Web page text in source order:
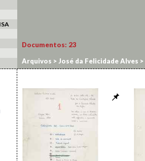
Documentos: 23
Arquivos > José da Felicidade Alves >